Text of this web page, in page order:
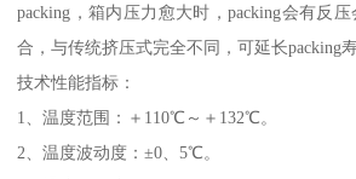
packing，箱内压力愈大时，packing会有反
合，与传统挤压式完全不同，可延长packing寿
技术性能指标：
1、温度范围：＋110℃～＋132℃。
2、温度波动度：±0、5℃。